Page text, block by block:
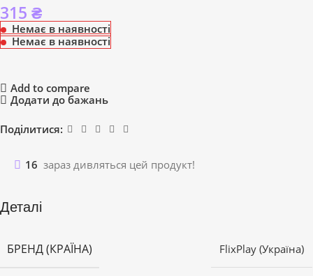
315 ₴
Немає в наявності
Немає в наявності
Add to compare
Додати до бажань
Поділитися:
16 зараз дивляться цей продукт!
Деталі
БРЕНД (КРАЇНА) FlixPlay (Україна)